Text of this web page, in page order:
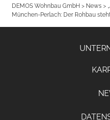
DEMOS Wohnbau GmbH > News >
München-Perlach: Der Rohbau